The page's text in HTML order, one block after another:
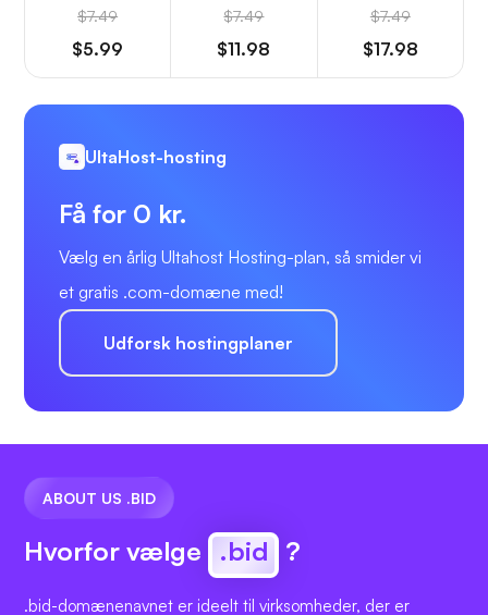
$7.49
$5.99
$7.49
$11.98
$7.49
$17.98
UltaHost-hosting
Få for 0 kr.
Vælg en årlig Ultahost Hosting-plan, så smider vi
et gratis .com-domæne med!
Udforsk hostingplaner
ABOUT US .BID
Hvorfor vælge .bid ?
.bid-domænenavnet er ideelt til virksomheder, der er